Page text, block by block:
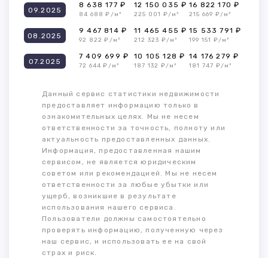
09.2025
8 638 177 ₽
84 688 ₽/м²
12 150 035 ₽
225 001 ₽/м²
16 822 170 ₽
215 669 ₽/м²
08.2025
9 467 814 ₽
92 822 ₽/м²
11 465 455 ₽
212 323 ₽/м²
15 533 791 ₽
199 151 ₽/м²
07.2025
7 409 699 ₽
72 644 ₽/м²
10 105 128 ₽
187 132 ₽/м²
14 176 279 ₽
181 747 ₽/м²
Данный сервис статистики недвижимости
предоставляет информацию только в
ознакомительных целях. Мы не несем
ответственности за точность, полноту или
актуальность предоставленных данных.
Информация, предоставленная нашим
сервисом, не является юридическим
советом или рекомендацией. Мы не несем
ответственности за любые убытки или
ущерб, возникшие в результате
использования нашего сервиса.
Пользователи должны самостоятельно
проверять информацию, полученную через
наш сервис, и использовать ее на свой
страх и риск.